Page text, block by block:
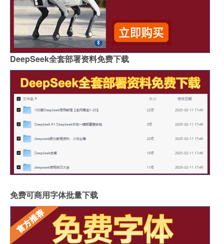
DeepSeek全套部署资料免费下载
免费可商用字体批量下载